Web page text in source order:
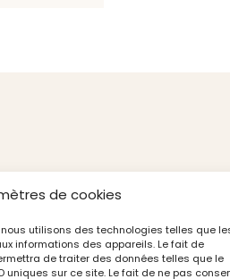
de cookies
utilisons des technologies telles que
informations des appareils. Le fait de
de traiter des données telles que le
uniques sur ce site. Le fait de ne pas